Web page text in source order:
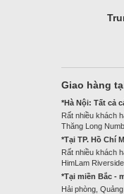
Giao hàng
*Hà Nội: Tất cả
Rất nhiều khách
Thăng Long
*Tại TP. Hồ Chí
Rất nhiều khách
HimLam
*Tại miền Bắc -
Hải phòng,